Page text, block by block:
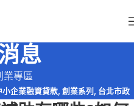
息
業專區
小企業融資貸款, 創業系列 , 台北市政